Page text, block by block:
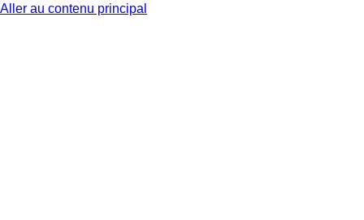
Aller au contenu principal